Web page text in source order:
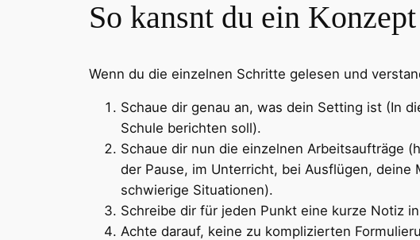
So kansnt du ein
Wenn du die einzelnen Schritte gelesen und
Schaue dir genau an, was dein Setting ist (In
Schule berichten soll).
Schaue dir nun die einzelnen Arbeitsaufträge
der Pause, im Unterricht, bei Ausflügen,
schwierige Situationen).
Schreibe dir für jeden Punkt eine kurze Notiz
Achte darauf, keine zu komplizierten